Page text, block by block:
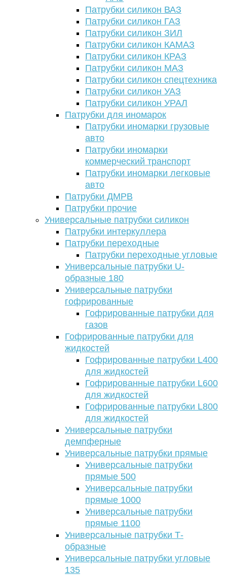
Патрубки силикон ВАЗ
Патрубки силикон ГАЗ
Патрубки силикон ЗИЛ
Патрубки силикон КАМАЗ
Патрубки силикон КРАЗ
Патрубки силикон МАЗ
Патрубки силикон спецтехника
Патрубки силикон УАЗ
Патрубки силикон УРАЛ
Патрубки для иномарок
Патрубки иномарки грузовые
авто
Патрубки иномарки
коммерческий транспорт
Патрубки иномарки легковые
авто
Патрубки ДМРВ
Патрубки прочие
Универсальные патрубки силикон
Патрубки интеркуллера
Патрубки переходные
Патрубки переходные угловые
Универсальные патрубки U-
образные 180
Универсальные патрубки
гофрированные
Гофрированные патрубки для
газов
Гофрированные патрубки для
жидкостей
Гофрированные патрубки L400
для жидкостей
Гофрированные патрубки L600
для жидкостей
Гофрированные патрубки L800
для жидкостей
Универсальные патрубки
демпферные
Универсальные патрубки прямые
Универсальные патрубки
прямые 500
Универсальные патрубки
прямые 1000
Универсальные патрубки
прямые 1100
Универсальные патрубки Т-
образные
Универсальные патрубки угловые
135